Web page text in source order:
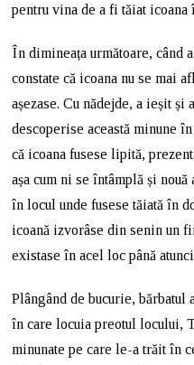
pentru vina de a fi tăiat icoana
În dimineața următoare, când
constate că icoana nu se mai
așezase. Cu nădejde, a ieșit
descoperise această minune
că icoana fusese lipită,
așa cum ni se întâmplă și
în locul unde fusese tăiată în
icoană izvorâse din senin un
existase în acel loc până
Plângând de bucurie, bărbatul
în care locuia preotul locului,
minunate pe care le-a trăit în